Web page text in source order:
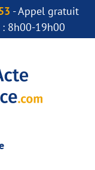
- Appel gratuit
8h00-19h00